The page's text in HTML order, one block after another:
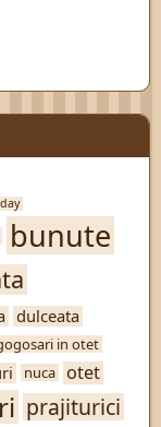
bunute
dulceata
in otet
nuca otet
prajiturici